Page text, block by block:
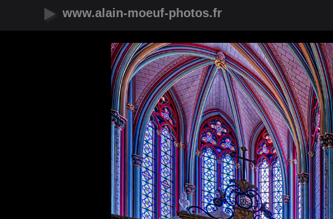
www.alain-moeuf-photos.fr
Nouveautés
Panoramique
Microcosmos
Graphique
Illustrations
Humanité